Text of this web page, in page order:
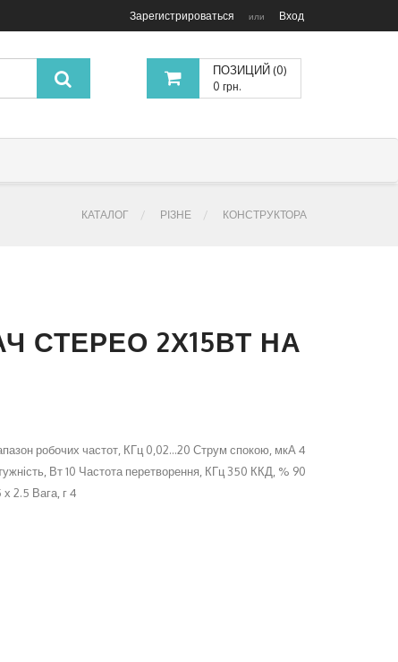
Зарегистрироваться или Вход
ПОЗИЦИЙ (0)
0 грн.
КАТАЛОГ РІЗНЕ КОНСТРУКТОРА
СТЕРЕО 2Х15ВТ НА
робочих частот, КГц 0,02...20 Струм спокою, мкА 4
Вт 10 Частота перетворення, КГц 350 ККД, % 90
2.5 Вага, г 4